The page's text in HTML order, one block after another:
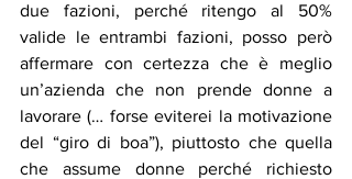
due fazioni, perché ritengo al 50%
valide le entrambi fazioni, posso però
affermare con certezza che è meglio
un’azienda che non prende donne a
lavorare (… forse eviterei la motivazione
del “giro di boa”), piuttosto che quella
che assume donne perché richiesto